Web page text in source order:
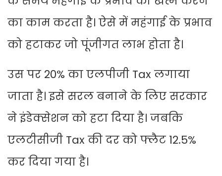
का काम करता है। ऐसे में महंगाई के प्रभाव
को हटाकर जो पूंजीगत लाभ होता है।
उस पर 20% का एलपीजी Tax लगाया
जाता है। इसे सरल बनाने के लिए सरकार
ने इंडेक्सेशन को हटा दिया है। जबकि
एलटीसीजी Tax की दर को फ्लैट 12.5%
कर दिया गया है।